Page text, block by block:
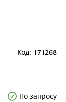
171268
По запросу